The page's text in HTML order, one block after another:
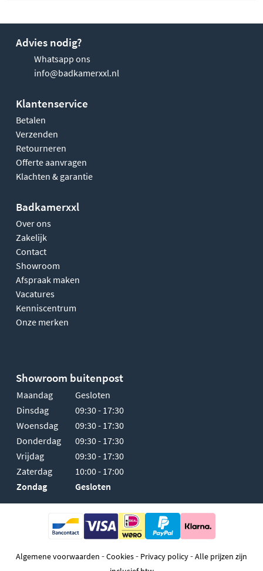
Advies nodig?
Whatsapp ons
info@badkamerxxl.nl
Klantenservice
Betalen
Verzenden
Retourneren
Offerte aanvragen
Klachten & garantie
Badkamerxxl
Over ons
Zakelijk
Contact
Showroom
Afspraak maken
Vacatures
Kenniscentrum
Onze merken
Showroom buitenpost
Maandag
Gesloten
Dinsdag
09:30 - 17:30
Woensdag
09:30 - 17:30
Donderdag
09:30 - 17:30
Vrijdag
09:30 - 17:30
Zaterdag
10:00 - 17:00
Zondag
Gesloten
Algemene voorwaarden -Cookies- Privacy policy-Alle prijzen zijn